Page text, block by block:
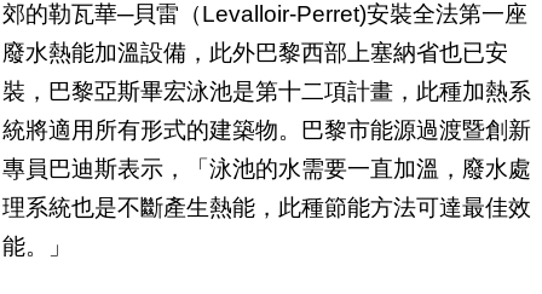
郊的勒瓦華─貝雷（Levalloir-Perret)安裝全法第一座
廢水熱能加溫設備，此外巴黎西部上塞納省也已安
裝，巴黎亞斯畢宏泳池是第十二項計畫，此種加熱系
統將適用所有形式的建築物。巴黎市能源過渡暨創新
專員巴迪斯表示，「泳池的水需要一直加溫，廢水處
理系統也是不斷產生熱能，此種節能方法可達最佳效
能。」